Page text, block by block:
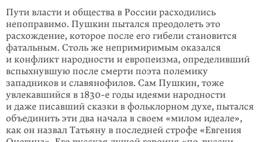
Пути власти и общества в России расходились
непоправимо. Пушкин пытался преодолеть это
расхождение, которое после его гибели становится
фатальным. Столь же непримиримым оказался
и конфликт народности и европеизма, опре­деливший
вспыхнувшую после смерти поэта полемику
западников и славяно­филов. Сам Пушкин, тоже
увлекавшийся в 1830-е годы идеями народности
и даже писавший сказки в фольклорном духе, пытался
объединить эти два начала в своем «милом идеале»,
как он назвал Татьяну в последней строфе «Евгения